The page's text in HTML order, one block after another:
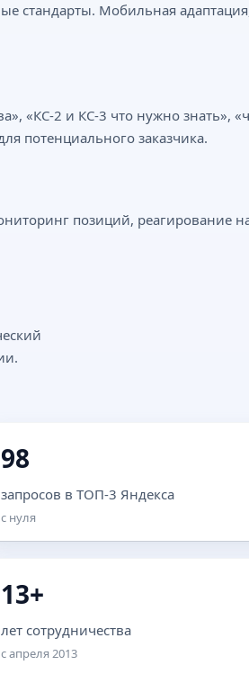
стандарты. Мобильная
«КС-2 и КС-3 что нужно знать»,
потенциального заказчика.
позиций, реагирование
98
запросов в ТОП-3 Яндекса
с нуля
13+
лет сотрудничества
с апреля 2013